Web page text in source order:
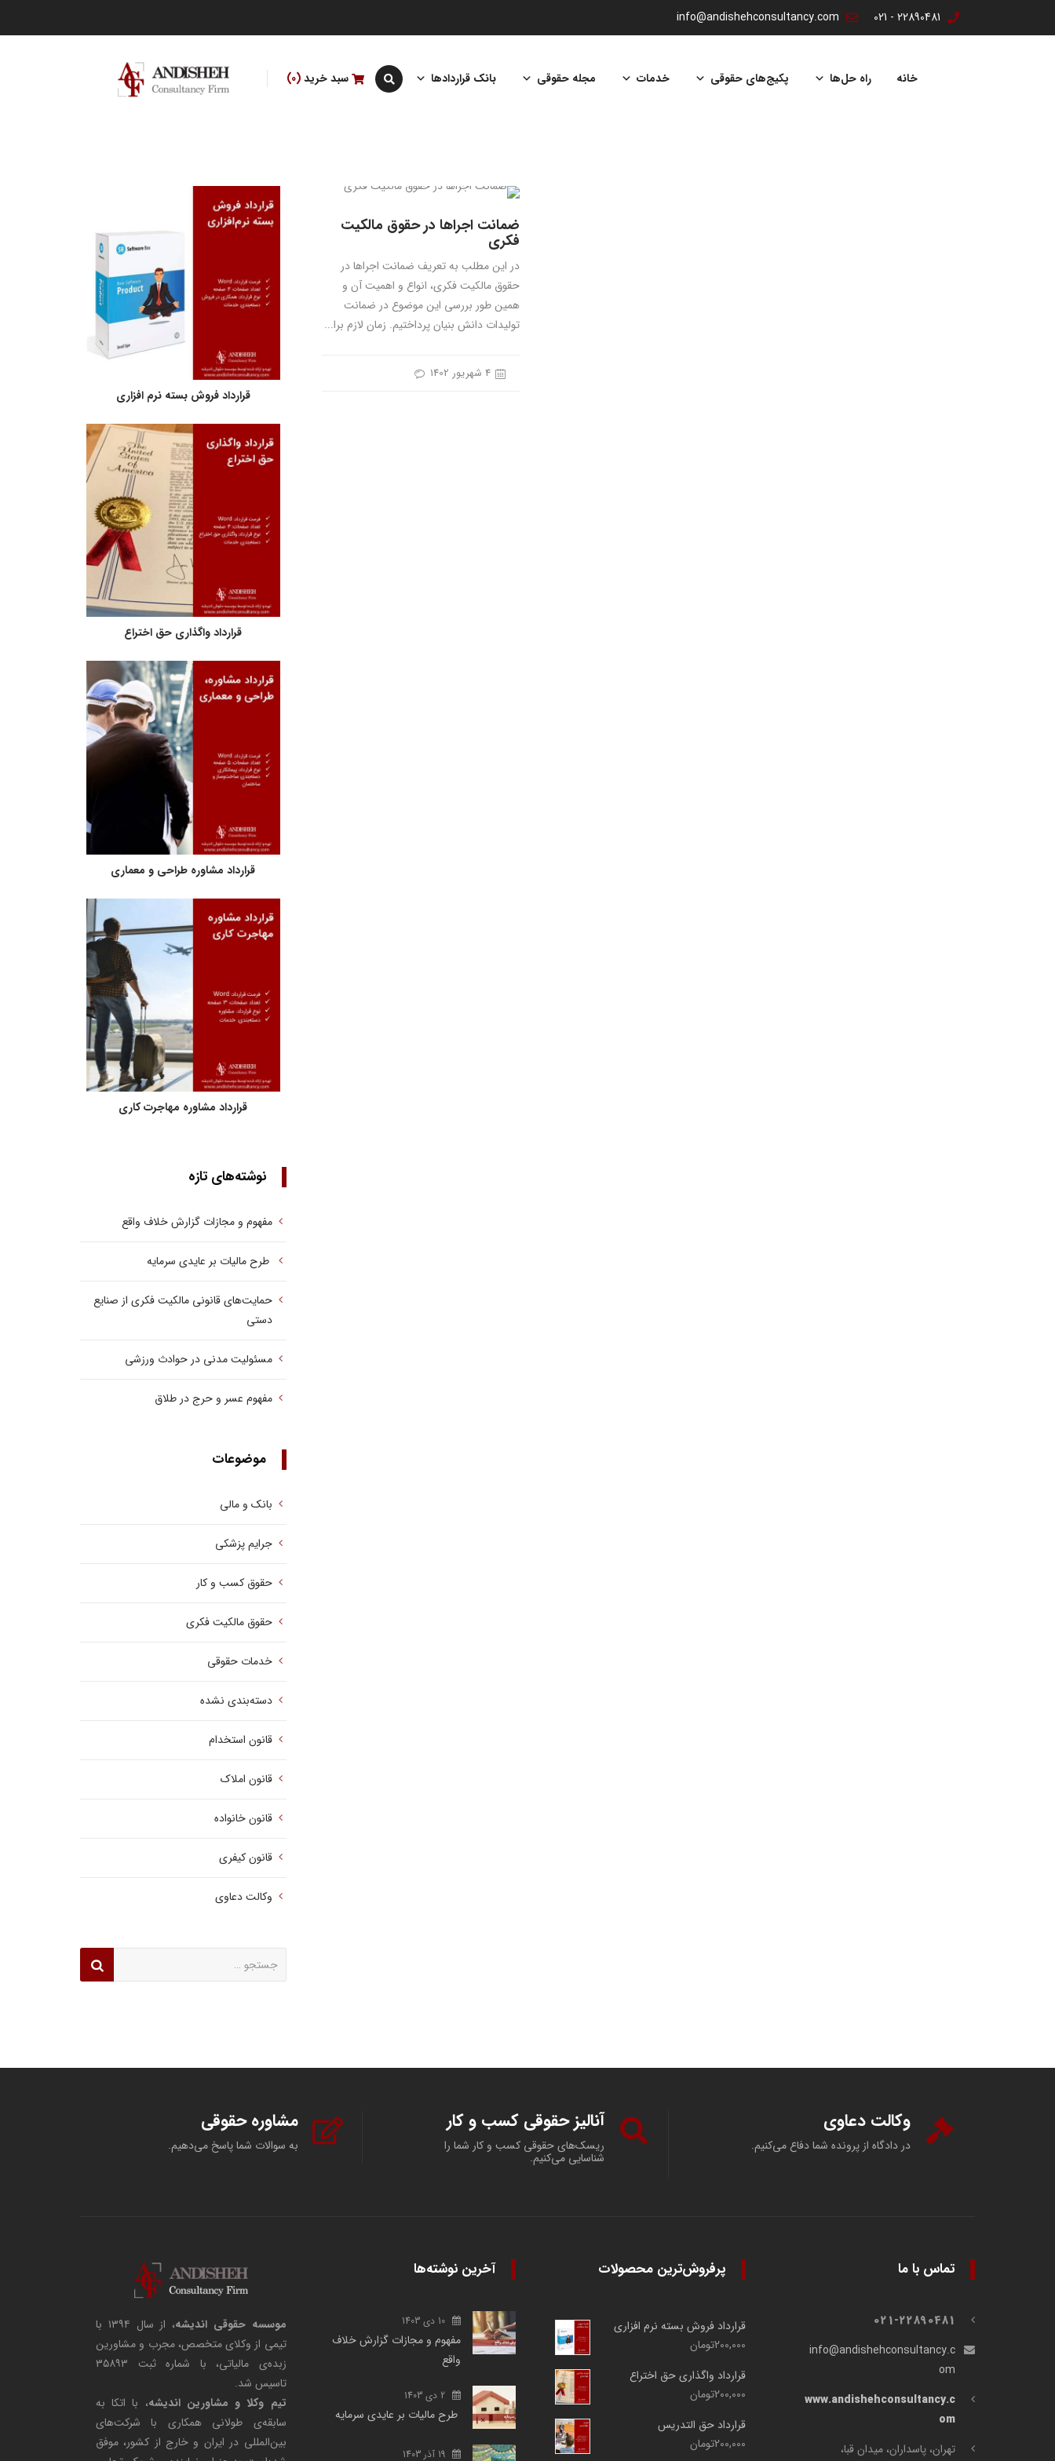
22890481 - 021
info@andishehconsultancy.com
سبد خرید 0
محتوا
خانه راه حل‌ها پکیج‌های حقوقی خدمات مجله حقوقی بانک قراردادها
ضمانت اجراها در حقوق مالکیت
فکری
در این مطلب به تعریف ضمانت اجراها در
حقوق مالکیت فکری، انواع و اهمیت آن و
همین طور بررسی این موضوع در ضمانت
تولیدات دانش بنیان پرداختیم. زمان لازم برا...
4 شهریور 1402
قرارداد فروش بسته نرم افزاری
قرارداد واگذاری حق اختراع
قرارداد مشاوره طراحی و معماری
قرارداد مشاوره مهاجرت کاری
نوشته‌های تازه
مفهوم و مجازات گزارش خلاف واقع
طرح مالیات بر عایدی سرمایه
حمایت‌های قانونی مالکیت فکری از صنایع
دستی
مسئولیت مدنی در حوادث ورزشی
مفهوم عسر و حرج در طلاق
موضوعات
بانک و مالی
جرایم پزشکی
حقوق کسب‌ و کار
حقوق مالکیت فکری
خدمات حقوقی
دسته‌بندی نشده
قانون استخدام
قانون املاک
قانون خانواده
قانون کیفری
وکالت دعاوی
برای:
مشاوره حقوقی
به سوالات شما پاسخ می‌دهیم.
آنالیز حقوقی کسب و کار
ریسک‌های حقوقی کسب و کار شما را
شناسایی می‌کنیم.
وکالت دعاوی
در دادگاه از پرونده شما دفاع می‌کنیم.
موسسه حقوقی اندیشه
، از سال ۱۳۹۴ با
تیمی از وکلای متخصص، مجرب و مشاورین
زبده‌ی مالیاتی، با شماره ثبت ۳۵۸۹۳
تاسیس شد.
تیم وکلا و مشاورین اندیشه، با اتکا به
سابقه‌ی طولانی همکاری با شرکت‌های
بین‌المللی در ایران و خارج از کشور، موفق
آخرین نوشته‌ها
10 دی 1403
مفهوم و مجازات گزارش خلاف
واقع
2 دی 1403
طرح مالیات بر عایدی سرمایه
19 آذر 1403
پرفروش‌ترین محصولات
قرارداد فروش بسته نرم افزاری
200,000تومان
قرارداد واگذاری حق اختراع
200,000تومان
قرارداد حق التدریس
200,000تومان
تماس با ما
021-22890481
info@andishehconsultancy.c
om
www.andishehconsultancy.c
om
تهران، پاسداران، میدان قبا،